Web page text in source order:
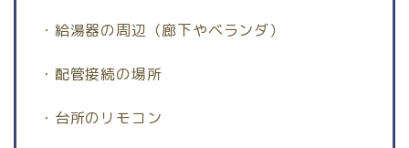
・給湯器の周辺（廊下やベランダ）
・配管接続の場所
・台所のリモコン